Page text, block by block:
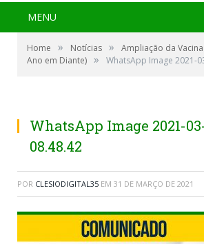
MENU
Home » Notícias »
Ampliação da
Ano em Diante) » WhatsApp Image 2021-
WhatsApp Image 2021-
08.48.42
POR CLESIODIGITAL35 EM 31 DE MARÇO DE 2021